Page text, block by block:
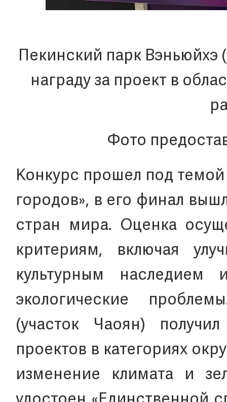
Пекинский парк Вэньюйхэ
награду за проект в
Фото
Конкурс прошел под темой
городов», в его финал
стран мира. Оценка
критериям, включая
культурным
экологические
(участок Чаоян)
проектов в категориях
изменение климата и